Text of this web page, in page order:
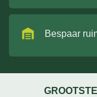
Bespaar